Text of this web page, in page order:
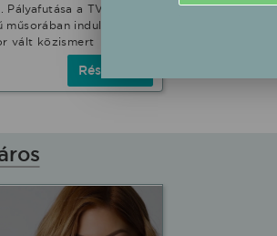
Pályafutása a TV2
műsorában indult,
vált közismert
Részletek